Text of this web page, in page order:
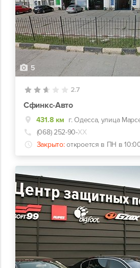
5
2.7
Сфинкс-Авто
431.8 км г. Одесса, улица
(068) 252-90-ХХ
Закрыто: откроется в ПН в